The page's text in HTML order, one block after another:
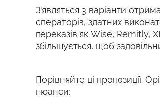
З'являться 3 варіанти
операторів, здатних
переказів як Wise, Remitly,
збільшується, щоб
Порівняйте ці пропозиції.
нюанси: